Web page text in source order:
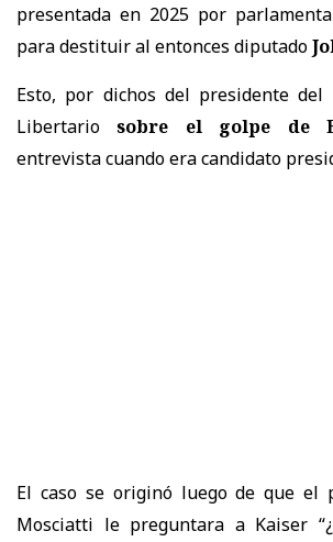
presentada en 2025 por
para destituir al entonces diputado
Esto, por dichos del presidente del
Libertario sobre el golpe de
entrevista cuando era candidato
El caso se originó luego de que el
Mosciatti le preguntara a Kaiser